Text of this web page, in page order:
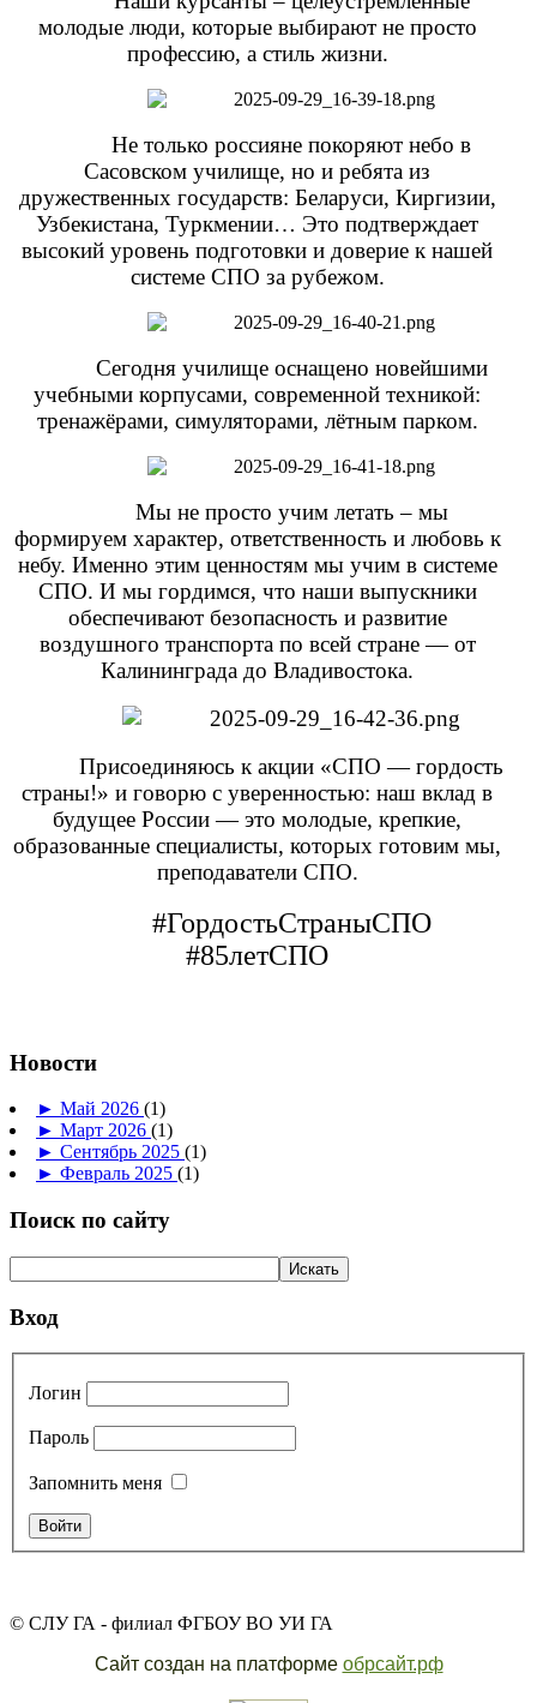
молодые люди, которые выбирают не просто
профессию, а стиль жизни.
Не только россияне покоряют небо в
Сасовском училище, но и ребята из
дружественных государств: Беларуси, Киргизии,
Узбекистана, Туркмении… Это подтверждает
высокий уровень подготовки и доверие к нашей
системе СПО за рубежом.
Сегодня училище оснащено новейшими
учебными корпусами, современной техникой:
тренажёрами, симуляторами, лётным парком.
Мы не просто учим летать – мы
формируем характер, ответственность и любовь к
небу. Именно этим ценностям мы учим в системе
СПО. И мы гордимся, что наши выпускники
обеспечивают безопасность и развитие
воздушного транспорта по всей стране — от
Калининграда до Владивостока.
Присоединяюсь к акции «СПО — гордость
страны!» и говорю с уверенностью: наш вклад в
будущее России — это молодые, крепкие,
образованные специалисты, которых готовим мы,
преподаватели СПО.
#ГордостьСтраныСПО
#85летСПО
Новости
► Май 2026 (1)
► Март 2026 (1)
► Сентябрь 2025 (1)
► Февраль 2025 (1)
Поиск по сайту
Вход
Логин
Пароль
Запомнить меня
© СЛУ ГА - филиал ФГБОУ ВО УИ ГА
Сайт создан на платформе обрсайт.рф